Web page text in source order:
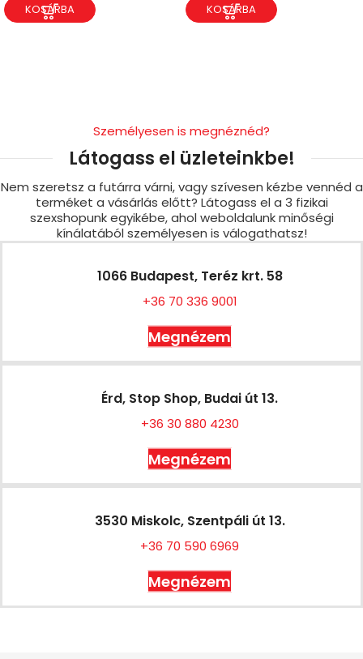
KOSÁRBA KOSÁRBA
Személyesen is megnéznéd?
Látogass el üzleteinkbe!
Nem szeretsz a futárra várni, vagy szívesen kézbe vennéd a
terméket a vásárlás előtt? Látogass el a 3 fizikai
szexshopunk egyikébe, ahol weboldalunk minőségi
kínálatából személyesen is válogathatsz!
1066 Budapest, Teréz krt. 58
+36 70 336 9001
Megnézem
Érd, Stop Shop, Budai út 13.
+36 30 880 4230
Megnézem
3530 Miskolc, Szentpáli út 13.
+36 70 590 6969
Megnézem